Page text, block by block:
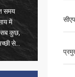
समय
सेवा
उत्पाद
फास्ट